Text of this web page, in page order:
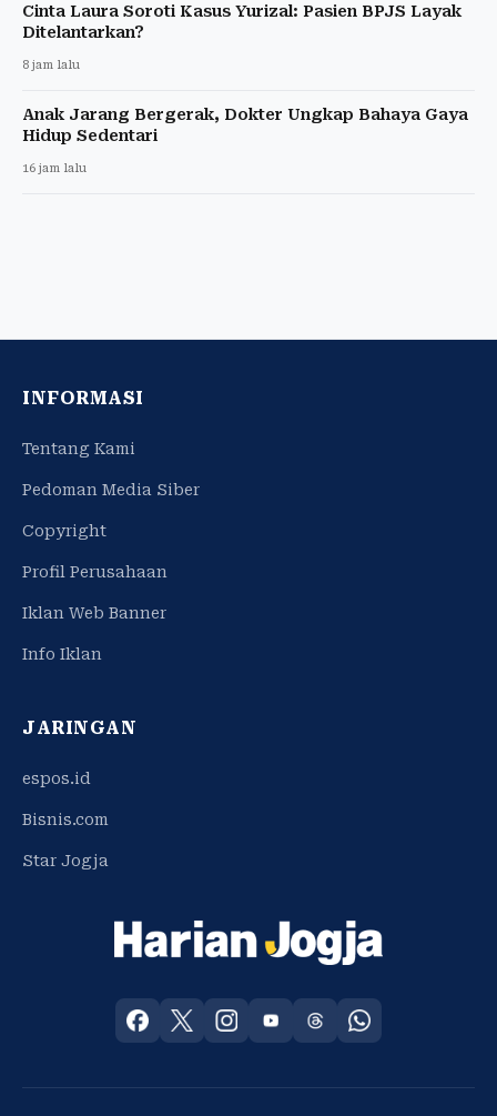
Cinta Laura Soroti Kasus Yurizal: Pasien BPJS Layak
Ditelantarkan?
8 jam lalu
Anak Jarang Bergerak, Dokter Ungkap Bahaya Gaya
Hidup Sedentari
16 jam lalu
INFORMASI
Tentang Kami
Pedoman Media Siber
Copyright
Profil Perusahaan
Iklan Web Banner
Info Iklan
JARINGAN
espos.id
Bisnis.com
Star Jogja